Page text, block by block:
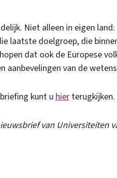
Niet alleen in eigen
laatste doelgroep, die
dat ook de Europese
aanbevelingen van de
kunt uhierterugkijken.
van Universiteiten